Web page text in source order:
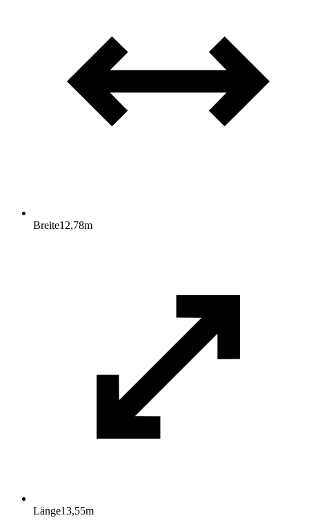
Breite12,78m
Länge13,55m